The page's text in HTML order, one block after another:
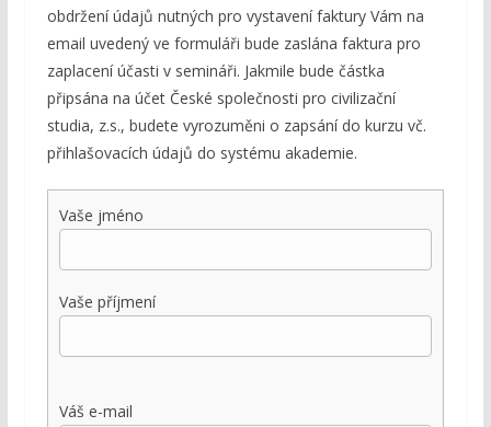
obdržení údajů nutných pro vystavení faktury Vám na
email uvedený ve formuláři bude zaslána faktura pro
zaplacení účasti v semináři. Jakmile bude částka
připsána na účet České společnosti pro civilizační
studia, z.s., budete vyrozuměni o zapsání do kurzu vč.
přihlašovacích údajů do systému akademie.
Vaše jméno
Vaše příjmení
Váš e-mail